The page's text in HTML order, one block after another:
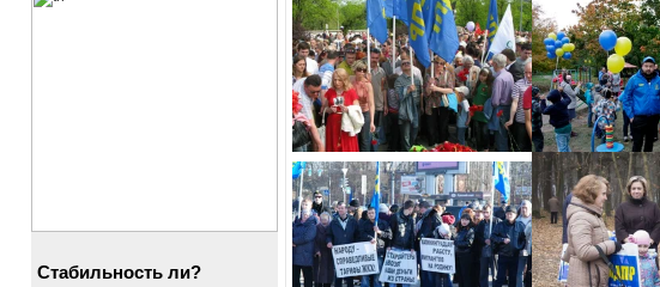
Стабильность ли?